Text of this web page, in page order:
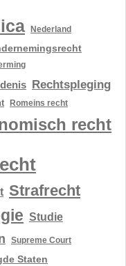
Nederland
Rechtspleging
Romeins recht
recht
Strafrecht
Studie
Supreme Court
Staten